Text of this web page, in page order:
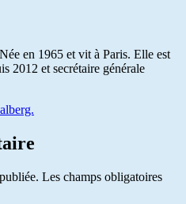
en 1965 et vit à Paris. Elle est
2012 et secrétaire générale
Les champs obligatoires